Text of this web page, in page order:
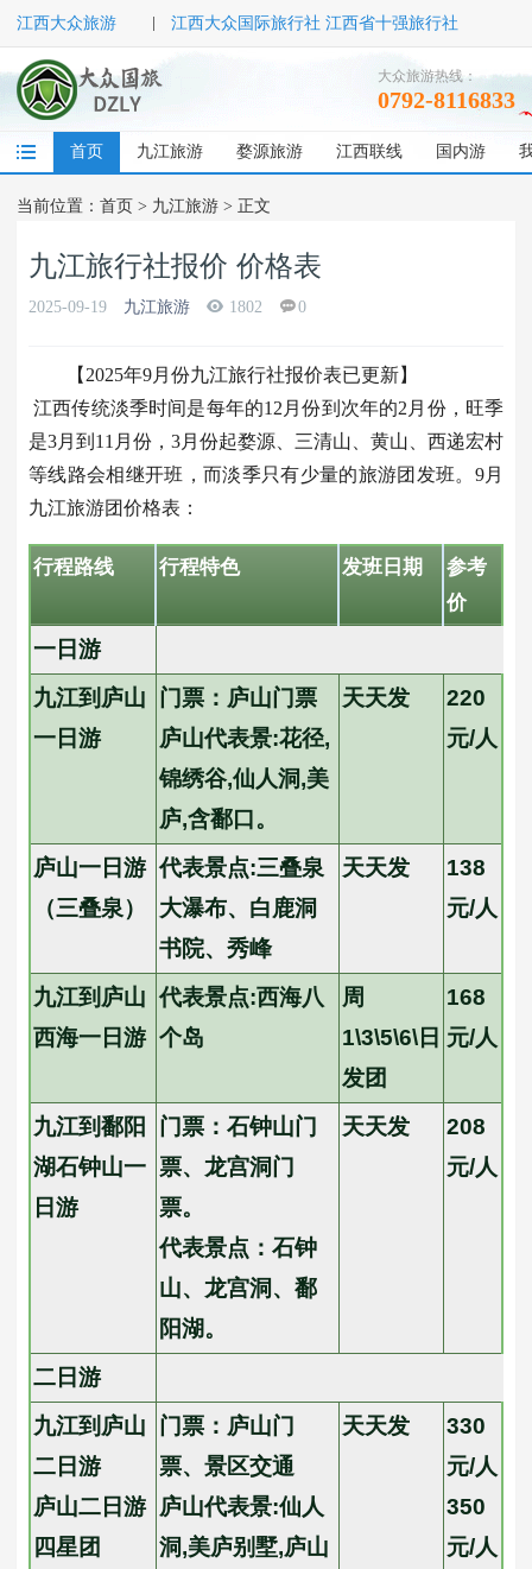
江西大众旅游 江西大众国际旅行社 江西省十强旅行社
大众旅游热线：
0792-8116833
首页 九江旅游 婺源旅游 江西联线 国内游
当前位置： 首页 > 九江旅游 > 正文
九江旅行社报价 价格表
2025-09-19 九江旅游 1802 0
【2025年9月份九江旅行社报价表已更新】
江西传统淡季时间是每年的12月份到次年的2月份，旺季
是3月到11月份，3月份起婺源、三清山、黄山、西递宏村
等线路会相继开班，而淡季只有少量的旅游团发班。9月
九江旅游团价格表：
行程路线 行程特色 发班日期
参考
价
一日游
九江到庐山
一日游
门票：庐山门票
庐山代表景:花径,
锦绣谷,仙人洞,美
庐,含鄱口。
天天发
220
元/人
庐山一日游
（三叠泉）
代表景点:三叠泉
大瀑布、白鹿洞
书院、秀峰
天天发
138
元/人
九江到庐山
西海一日游
代表景点:西海八
个岛
周
1\3\5\6\日
发团
168
元/人
九江到鄱阳
湖石钟山一
日游
门票：石钟山门
票、龙宫洞门
票。
代表景点：石钟
山、龙宫洞、鄱
阳湖。
天天发
208
元/人
二日游
九江到庐山
二日游
庐山二日游
四星团
门票：庐山门
票、景区交通
庐山代表景:仙人
洞,美庐别墅,庐山
天天发
330
元/人
350
元/人